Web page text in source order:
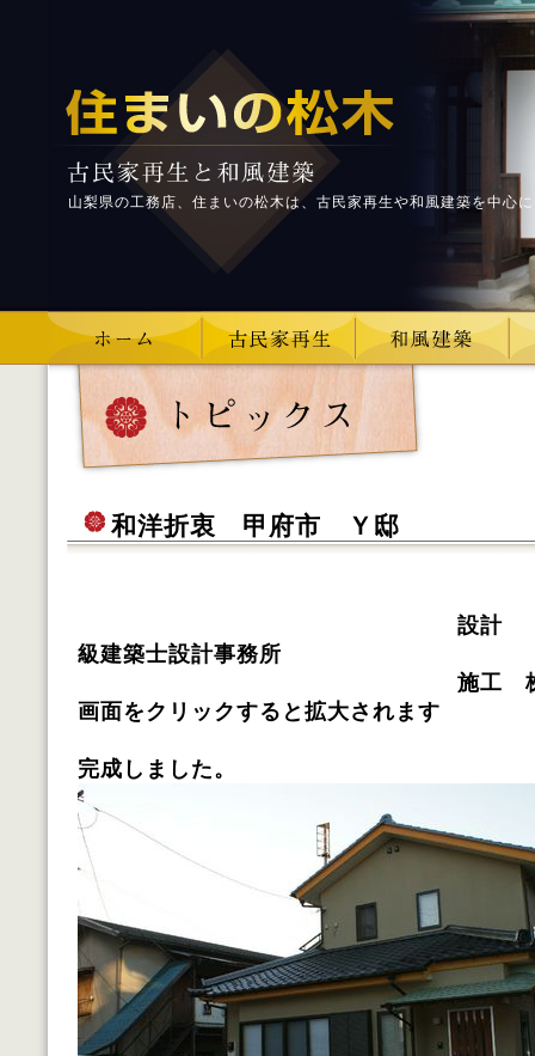
山梨県の工務店、住まいの松木は、古民家再生や和風建築を中心
和洋折衷 甲府市 Ｙ邸
設計
級建築士設計事務所
施工
画面をクリックすると拡大されます
完成しました。